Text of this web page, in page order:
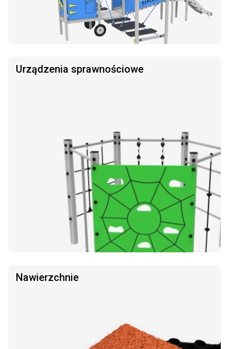
Urządzenia sprawnościowe
Nawierzchnie